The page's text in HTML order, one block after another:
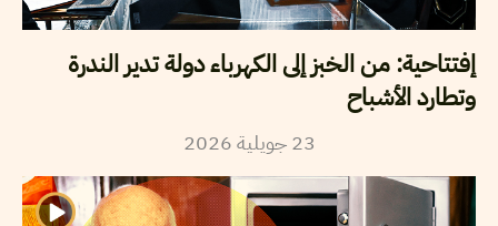
إفتتاحية: من الخبز إلى الكهرباء دولة تدير الندرة
وتطارد الأشباح
23 جويلية2026